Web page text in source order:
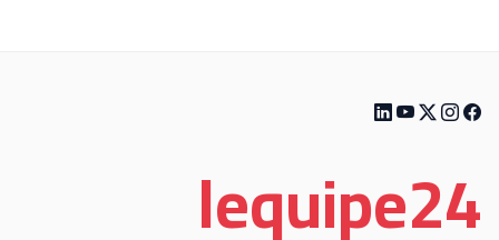
lequipe24